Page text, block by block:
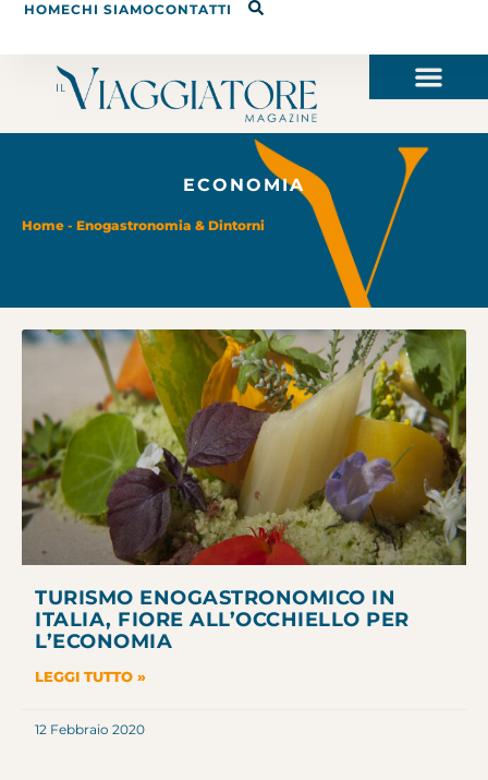
HOMECHI SIAMOCONTATTI
ECONOMIA
Home - Enogastronomia & Dintorni
TURISMO ENOGASTRONOMICO IN
ITALIA, FIORE ALL’OCCHIELLO PER
L’ECONOMIA
LEGGI TUTTO »
12 Febbraio 2020